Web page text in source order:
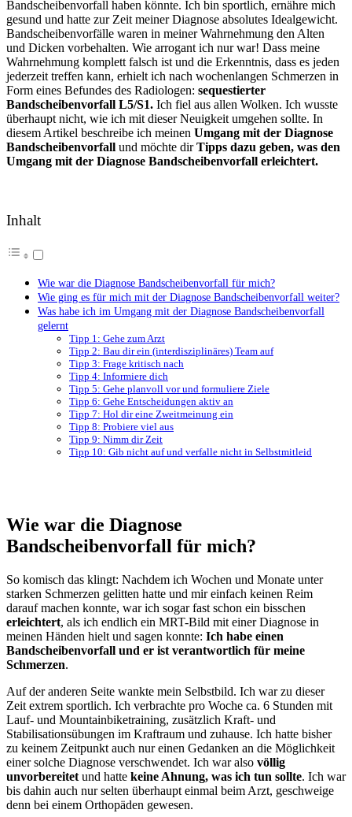
Bandscheibenvorfall haben könnte. Ich bin sportlich, ernähre mich
gesund und hatte zur Zeit meiner Diagnose absolutes Idealgewicht.
Bandscheibenvorfälle waren in meiner Wahrnehmung den Alten
und Dicken vorbehalten. Wie arrogant ich nur war! Dass meine
Wahrnehmung komplett falsch ist und die Erkenntnis, dass es jeden
jederzeit treffen kann, erhielt ich nach wochenlangen Schmerzen in
Form eines Befundes des Radiologen: sequestierter
Bandscheibenvorfall L5/S1. Ich fiel aus allen Wolken. Ich wusste
überhaupt nicht, wie ich mit dieser Neuigkeit umgehen sollte. In
diesem Artikel beschreibe ich meinen Umgang mit der Diagnose
Bandscheibenvorfall und möchte dirTipps dazu geben, was den
Umgang mit der Diagnose Bandscheibenvorfall erleichtert.
Inhalt
Wie war die Diagnose Bandscheibenvorfall für mich?
Wie ging es für mich mit der Diagnose Bandscheibenvorfall weiter?
Was habe ich im Umgang mit der Diagnose Bandscheibenvorfall
gelernt
Tipp 1: Gehe zum Arzt
Tipp 2: Bau dir ein (interdisziplinäres) Team auf
Tipp 3: Frage kritisch nach
Tipp 4: Informiere dich
Tipp 5: Gehe planvoll vor und formuliere Ziele
Tipp 6: Gehe Entscheidungen aktiv an
Tipp 7: Hol dir eine Zweitmeinung ein
Tipp 8: Probiere viel aus
Tipp 9: Nimm dir Zeit
Tipp 10: Gib nicht auf und verfalle nicht in Selbstmitleid
Wie war die Diagnose
Bandscheibenvorfall für mich?
So komisch das klingt: Nachdem ich Wochen und Monate unter
starken Schmerzen gelitten hatte und mir einfach keinen Reim
darauf machen konnte, war ich sogar fast schon ein bisschen
erleichtert, als ich endlich ein MRT-Bild mit einer Diagnose in
meinen Händen hielt und sagen konnte: Ich habe einen
Bandscheibenvorfall und er ist verantwortlich für meine
Schmerzen.
Auf der anderen Seite wankte mein Selbstbild. Ich war zu dieser
Zeit extrem sportlich. Ich verbrachte pro Woche ca. 6 Stunden mit
Lauf- und Mountainbiketraining, zusätzlich Kraft- und
Stabilisationsübungen im Kraftraum und zuhause. Ich hatte bisher
zu keinem Zeitpunkt auch nur einen Gedanken an die Möglichkeit
einer solche Diagnose verschwendet. Ich war also völlig
unvorbereitet und hatte keine Ahnung, was ich tun sollte. Ich war
bis dahin auch nur selten überhaupt einmal beim Arzt, geschweige
denn bei einem Orthopäden gewesen.